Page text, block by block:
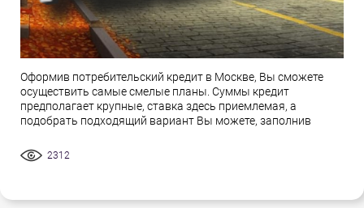
Оформив потребительский кредит в Москве, Вы сможете
осуществить самые смелые планы. Суммы кредит
предполагает крупные, ставка здесь приемлемая, а
подобрать подходящий вариант Вы можете, заполнив
2312